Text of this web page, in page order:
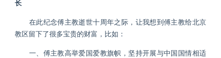
长
在此纪念傅主教逝世十周年之际，让我想到傅主教给北京
教区留下了很多宝贵的财富，比如：
一、傅主教高举爱国爱教旗帜，坚持开展与中国国情相适